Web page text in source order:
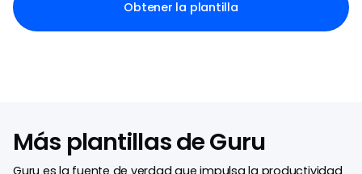
Obtener la plantilla
Más plantillas de Guru
Guru es la fuente de verdad que impulsa la productividad